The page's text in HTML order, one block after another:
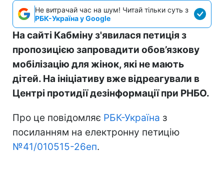
Не витрачай час на шум! Читай тільки суть з
РБК-Україна у Google
На сайті Кабміну з'явилася петиція з
пропозицією запровадити обов’язкову
мобілізацію для жінок, які не мають
дітей. На ініціативу вже відреагували в
Центрі протидії дезінформації при РНБО.
Про це повідомляє РБК-Україна з
посиланням на електронну петицію
№41/010515-26еп.